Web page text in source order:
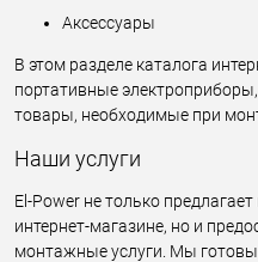
Аксессуары
В этом разделе каталога
портативные
товары, необходимые при
Наши услуги
El-Power не только
интернет-магазине, но и
монтажные услуги. Мы